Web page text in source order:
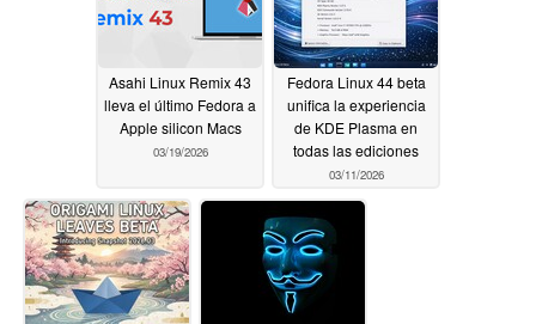
Asahi Linux Remix 43
lleva el último Fedora a
Apple silicon Macs
03/19/2026
Fedora Linux 44 beta
unifica la experiencia
de KDE Plasma en
todas las ediciones
03/11/2026